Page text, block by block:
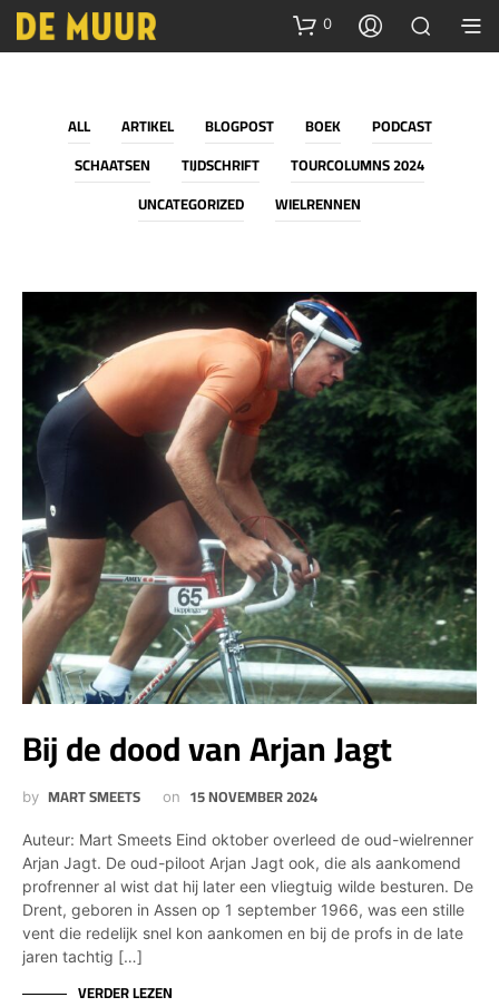
0
ALL ARTIKEL BLOGPOST BOEK
PODCAST
SCHAATSEN
TIJDSCHRIFT
TOURCOLUMNS 2024
UNCATEGORIZED
WIELRENNEN
Bij de dood van Arjan Jagt
by MART SMEETS on 15 NOVEMBER 2024
Auteur: Mart Smeets Eind oktober overleed de oud-wielrenner
Arjan Jagt. De oud-piloot Arjan Jagt ook, die als aankomend
profrenner al wist dat hij later een vliegtuig wilde besturen. De
Drent, geboren in Assen op 1 september 1966, was een stille
vent die redelijk snel kon aankomen en bij de profs in de late
jaren tachtig […]
VERDER LEZEN